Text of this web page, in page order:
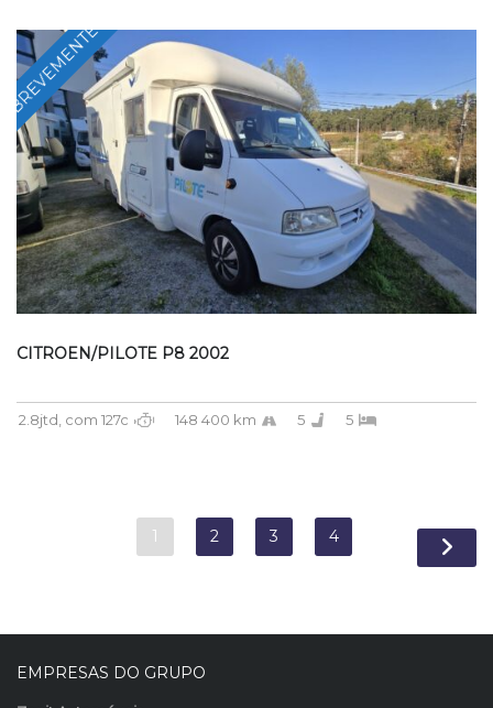
BREVEMENTE
CITROEN/PILOTE P8 2002
2.8jtd, com 127c 148 400 km 5 5
1 2 3 4
EMPRESAS DO GRUPO